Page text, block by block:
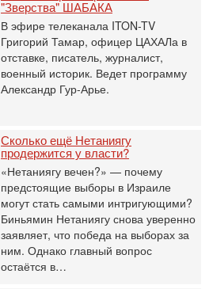
"Зверства" ШАБАКА
В эфире телеканала ITON-TV
Григорий Тамар, офицер ЦАХАЛа в
отставке, писатель, журналист,
военный историк. Ведет программу
Александр Гур-Арье.
Сколько ещё Нетаниягу
продержится у власти?
«Нетаниягу вечен?» — почему
предстоящие выборы в Израиле
могут стать самыми интригующими?
Биньямин Нетаниягу снова уверенно
заявляет, что победа на выборах за
ним. Однако главный вопрос
остаётся в…